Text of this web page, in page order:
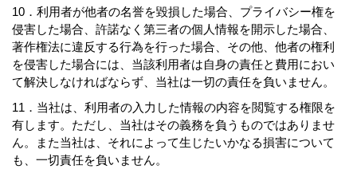
10．利用者が他者の名誉を毀損した場合、プライバシー権を
侵害した場合、許諾なく第三者の個人情報を開示した場合、
著作権法に違反する行為を行った場合、その他、他者の権利
を侵害した場合には、当該利用者は自身の責任と費用におい
て解決しなければならず、当社は一切の責任を負いません。
11．当社は、利用者の入力した情報の内容を閲覧する権限を
有します。ただし、当社はその義務を負うものではありませ
ん。また当社は、それによって生じたいかなる損害について
も、一切責任を負いません。